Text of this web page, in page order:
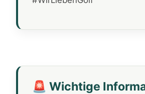
🚨 Wichtige